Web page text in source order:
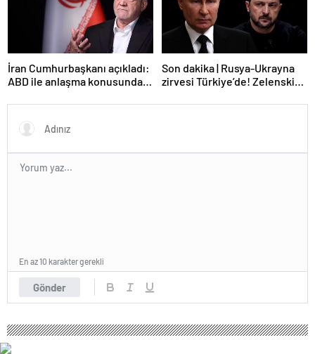
İran Cumhurbaşkanı açıkladı:
ABD ile anlaşma konusunda
Son dakika | Rusya-Ukrayna
zirvesi Türkiye’de! Zelenskiy
Gözler perşembe gününe
Gönder
En az 10 karakter gerekli